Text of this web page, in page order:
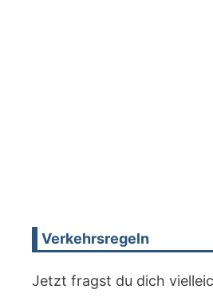
Verkehrsregeln
Jetzt fragst du dich